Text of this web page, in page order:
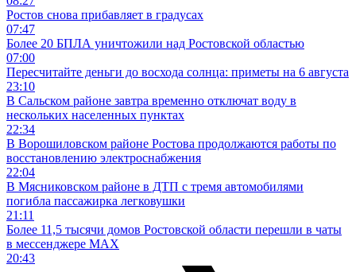
Ростов снова прибавляет в градусах
07:47
Более 20 БПЛА уничтожили над Ростовской областью
07:00
Пересчитайте деньги до восхода солнца: приметы на 6 августа
23:10
В Сальском районе завтра временно отключат воду в
нескольких населенных пунктах
22:34
В Ворошиловском районе Ростова продолжаются работы по
восстановлению электроснабжения
22:04
В Мясниковском районе в ДТП с тремя автомобилями
погибла пассажирка легковушки
21:11
Более 11,5 тысячи домов Ростовской области перешли в чаты
в мессенджере MAX
20:43